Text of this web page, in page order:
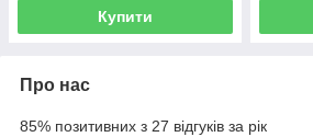
Купити
Про нас
85% позитивних з 27 відгуків за рік